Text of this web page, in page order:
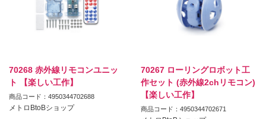
70268 赤外線リモコンユニッ
ト 【楽しい工作】
商品コード：4950344702688
メトロBtoBショップ
70267 ローリングロボット工
作セット (赤外線2chリモコン)
【楽しい工作】
商品コード：4950344702671